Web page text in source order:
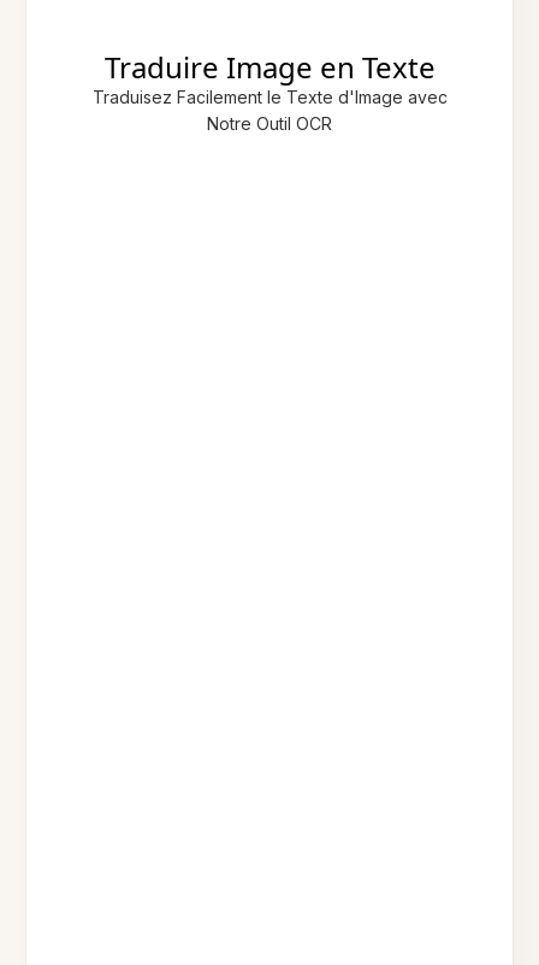
Traduire Image en Texte
Traduisez Facilement le Texte d'Image avec
Notre Outil OCR